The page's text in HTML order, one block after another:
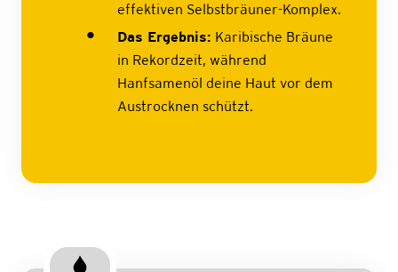
effektiven Selbstbräuner-Komplex.
Das Ergebnis: Karibische Bräune
in Rekordzeit, während
Hanfsamenöl deine Haut vor dem
Austrocknen schützt.